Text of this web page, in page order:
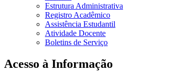
Estrutura Administrativa
Registro Acadêmico
Assistência Estudantil
Atividade Docente
Boletins de Serviço
Acesso à Informação